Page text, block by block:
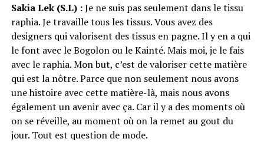
Sakia Lek (S.L) :Je ne suis pas seulement dans le tissu
raphia. Je travaille tous les tissus. Vous avez des
designers qui valorisent des tissus en pagne. Il y en a qui
le font avec le Bogolon ou le Kainté. Mais moi, je le fais
avec le raphia. Mon but, c’est de valoriser cette matière
qui est la nôtre. Parce que non seulement nous avons
une histoire avec cette matière-là, mais nous avons
également un avenir avec ça. Car il y a des moments où
on se réveille, au moment où on la remet au gout du
jour. Tout est question de mode.